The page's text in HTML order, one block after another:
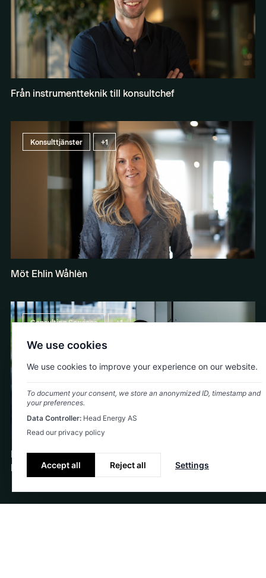
Från instrumentteknik till konsultchef
Konsulttjänster +1
Möt Ehlin Wåhlèn
Consulting Services +1
Har jobbet med rekruttering i over 10 år: – Mange
prøver å gjøre CV-en for perfekt
We use cookies
We use cookies to improve your experience on our website.
To document your consent, we store an anonymized ID, timestamp and
your preferences.
Data Controller: Head Energy AS
Read our privacy policy
Accept all Reject all Settings